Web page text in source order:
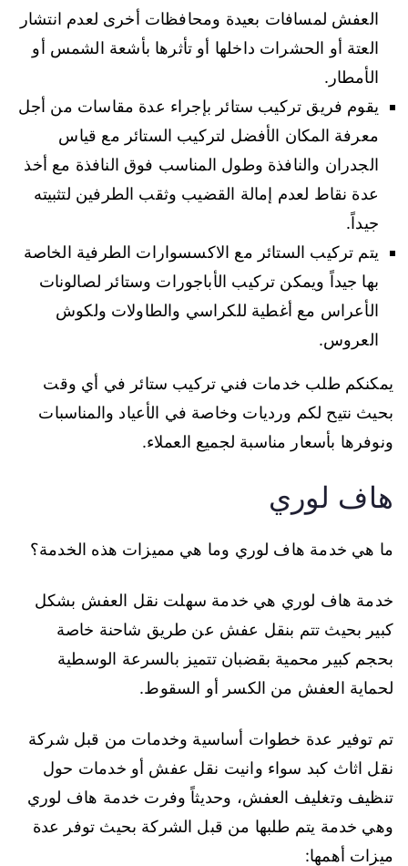
العفش لمسافات بعيدة ومحافظات أخرى لعدم انتشار
العتة أو الحشرات داخلها أو تأثرها بأشعة الشمس أو
الأمطار.
يقوم فريق تركيب ستائر بإجراء عدة مقاسات من أجل
معرفة المكان الأفضل لتركيب الستائر مع قياس
الجدران والنافذة وطول المناسب فوق النافذة مع أخذ
عدة نقاط لعدم إمالة القضيب وثقب الطرفين لتثبيته
جيداً.
يتم تركيب الستائر مع الاكسسوارات الطرفية الخاصة
بها جيداً ويمكن تركيب الأباجورات وستائر لصالونات
الأعراس مع أغطية للكراسي والطاولات ولكوش
العروس.
يمكنكم طلب خدمات فني تركيب ستائر في أي وقت
بحيث نتيح لكم ورديات وخاصة في الأعياد والمناسبات
ونوفرها بأسعار مناسبة لجميع العملاء.
هاف لوري
ما هي خدمة هاف لوري وما هي مميزات هذه الخدمة؟
خدمة هاف لوري هي خدمة سهلت نقل العفش بشكل
كبير بحيث تتم بنقل عفش عن طريق شاحنة خاصة
بحجم كبير محمية بقضبان تتميز بالسرعة الوسطية
لحماية العفش من الكسر أو السقوط.
تم توفير عدة خطوات أساسية وخدمات من قبل شركة
نقل اثاث كبد سواء وانيت نقل عفش أو خدمات حول
تنظيف وتغليف العفش، وحديثاً وفرت خدمة هاف لوري
وهي خدمة يتم طلبها من قبل الشركة بحيث توفر عدة
ميزات أهمها: